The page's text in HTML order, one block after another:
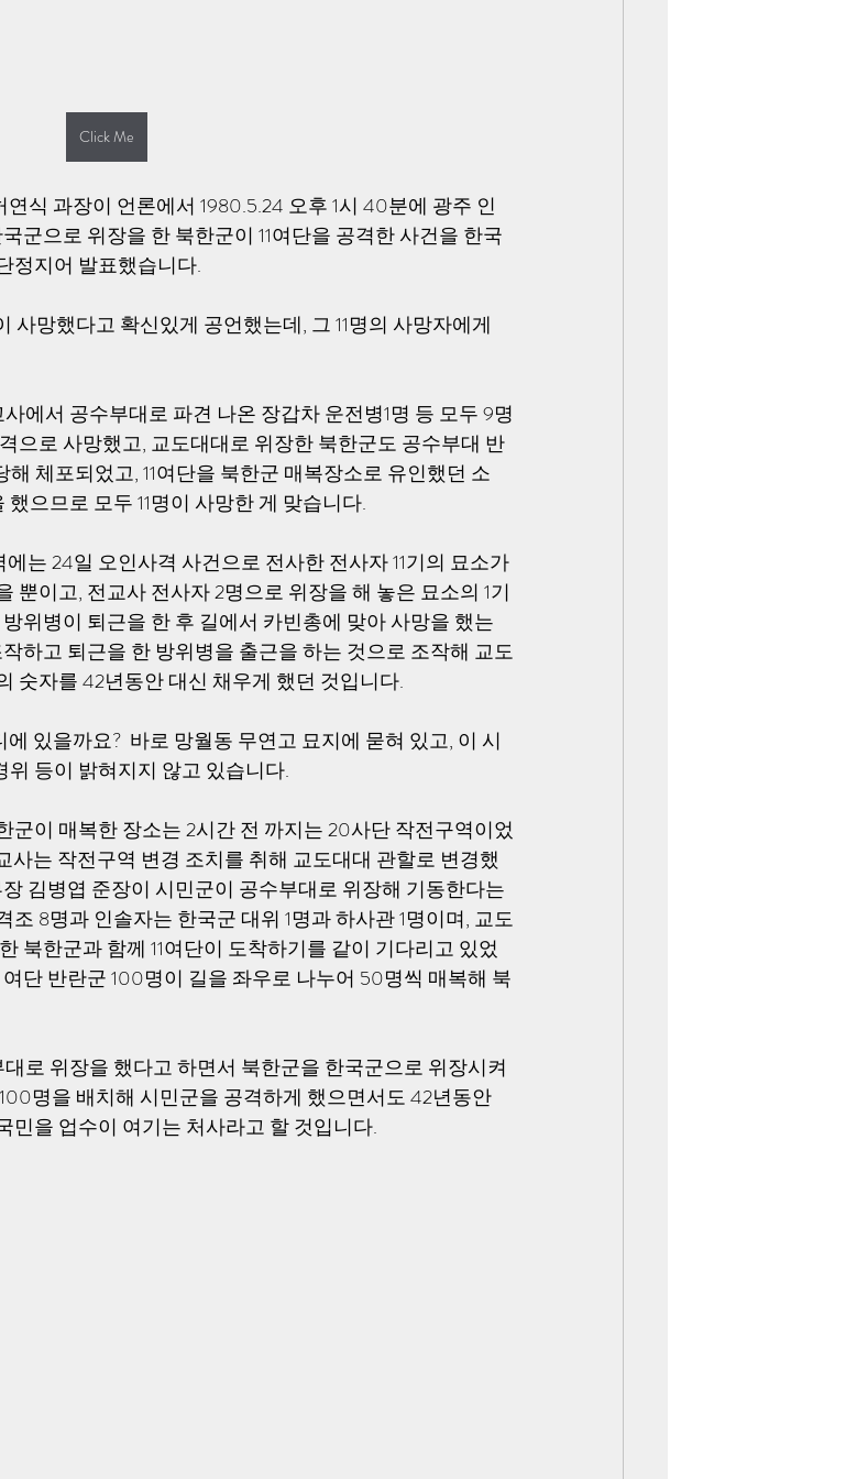
Click Me
식 과장이 언론에서 1980.5.24 오후 1시 40분에 광주 인
군으로 위장을 한 북한군이 11여단을 공격한 사건을 한국
정지어 발표했습니다.
사망했다고 확신있게 공언했는데, 그 11명의 사망자에게
에서 공수부대로 파견 나온 장갑차 운전병1명 등 모두 9명
으로 사망했고, 교도대대로 위장한 북한군도 공수부대 반
체포되었고, 11여단을 북한군 매복장소로 유인했던 소
으므로 모두 11명이 사망한 게 맞습니다.
는 24일 오인사격 사건으로 전사한 전사자 11기의 묘소가
뿐이고, 전교사 전사자 2명으로 위장을 해 놓은 묘소의 1기
위병이 퇴근을 한 후 길에서 카빈총에 맞아 사망을 했는
하고 퇴근을 한 방위병을 출근을 하는 것으로 조작해 교도
숫자를 42년동안 대신 채우게 했던 것입니다.
있을까요?  바로 망월동 무연고 묘지에 묻혀 있고, 이 시
등이 밝혀지지 않고 있습니다.
군이 매복한 장소는 2시간 전 까지는 20사단 작전구역이었
사는 작전구역 변경 조치를 취해 교도대대 관할로 변경했
김병엽 준장이 시민군이 공수부대로 위장해 기동한다는
8명과 인솔자는 한국군 대위 1명과 하사관 1명이며, 교도
북한군과 함께 11여단이 도착하기를 같이 기다리고 있었
단 반란군 100명이 길을 좌우로 나누어 50명씩 매복해 북
로 위장을 했다고 하면서 북한군을 한국군으로 위장시켜
명을 배치해 시민군을 공격하게 했으면서도 42년동안
민을 업수이 여기는 처사라고 할 것입니다.